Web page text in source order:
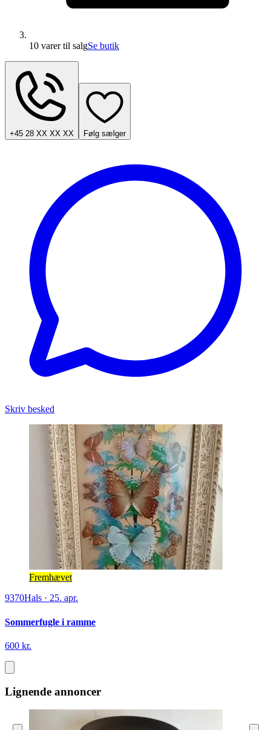
10 varertil salgSe butik
+45 28 XX XX XX Følg sælger
Skriv besked
Fremhævet
9370Hals · 25. apr.
Sommerfugle i ramme
600 kr.
Lignende annoncer